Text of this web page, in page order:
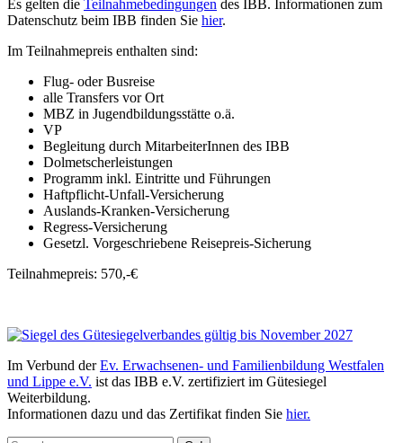
Es gelten die Teilnahmebedingungen des IBB. Informationen zum
Datenschutz beim IBB finden Sie hier.
Im Teilnahmepreis enthalten sind:
Flug- oder Busreise
alle Transfers vor Ort
MBZ in Jugendbildungsstätte o.ä.
VP
Begleitung durch MitarbeiterInnen des IBB
Dolmetscherleistungen
Programm inkl. Eintritte und Führungen
Haftpflicht-Unfall-Versicherung
Auslands-Kranken-Versicherung
Regress-Versicherung
Gesetzl. Vorgeschriebene Reisepreis-Sicherung
Teilnahmepreis: 570,-€
Im Verbund derEv. Erwachsenen- und Familienbildung Westfalen
und Lippe e.V. ist das IBB e.V. zertifiziert im Gütesiegel
Weiterbildung.
Informationen dazu und das Zertifikat finden Sie hier.